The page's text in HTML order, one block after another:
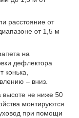
расстояние от
от 1,5 м
на
дефлектора
конька,
– вниз.
высоте не ниже 50
монтируются
при помощи